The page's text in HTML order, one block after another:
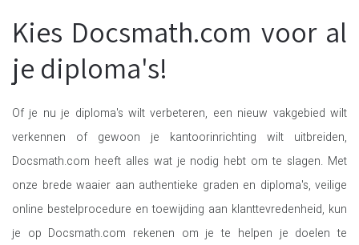
Kies Docsmath.com voor al
je diploma's!
Of je nu je diploma's wilt verbeteren, een nieuw vakgebied wilt
verkennen of gewoon je kantoorinrichting wilt uitbreiden,
Docsmath.com heeft alles wat je nodig hebt om te slagen. Met
onze brede waaier aan authentieke graden en diploma's, veilige
online bestelprocedure en toewijding aan klanttevredenheid, kun
je op Docsmath.com rekenen om je te helpen je doelen te